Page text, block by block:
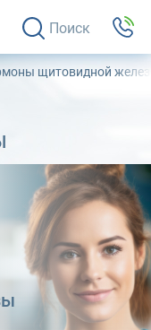
Поиск
щитовидной